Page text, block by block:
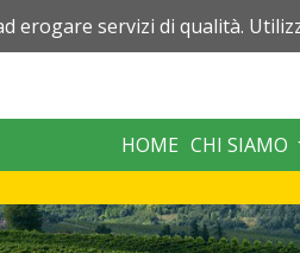
HOME CHI SIAMO
erogare servizi di qualità.